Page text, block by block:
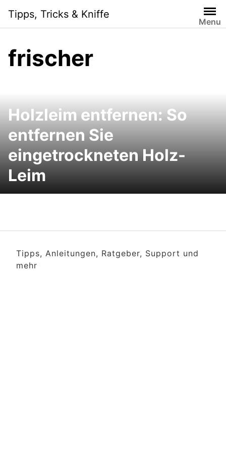
content
Tipps, Tricks & Kniffe
Menu
frischer
Holzleim entfernen: So
entfernen Sie
eingetrockneten Holz-
Leim
Tipps, Anleitungen, Ratgeber, Support und
mehr